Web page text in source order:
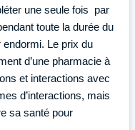
une seule fois par
toute la durée du
Le prix du
d’une pharmacie à
et interactions avec
d’interactions, mais
sa santé pour